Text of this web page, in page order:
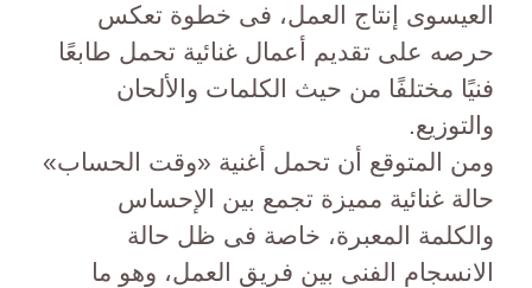
العيسوى إنتاج العمل، فى خطوة تعكس
حرصه على تقديم أعمال غنائية تحمل طابعًا
فنيًا مختلفًا من حيث الكلمات والألحان
والتوزيع.
ومن المتوقع أن تحمل أغنية «وقت الحساب»
حالة غنائية مميزة تجمع بين الإحساس
والكلمة المعبرة، خاصة فى ظل حالة
الانسجام الفنى بين فريق العمل، وهو ما